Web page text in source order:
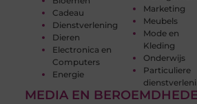
Cadeau
Dienstverlening
Dieren
Electronica en
Computers
Energie
Marketing
Meubels
Mode en
Kleding
Onderwijs
Particuliere
MEDIA EN